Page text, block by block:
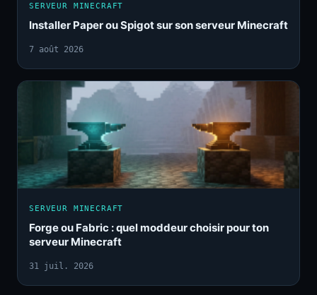
SERVEUR MINECRAFT
Installer Paper ou Spigot sur son serveur Minecraft
7 août 2026
SERVEUR MINECRAFT
Forge ou Fabric : quel moddeur choisir pour ton
serveur Minecraft
31 juil. 2026